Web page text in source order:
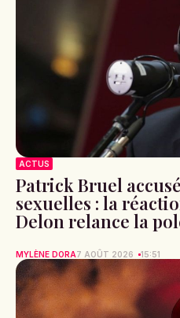
ACTUS
Patrick Bruel
sexuelles : la
Delon relance la
MYLÈNE DORA7 AOÛT 2026 15:51